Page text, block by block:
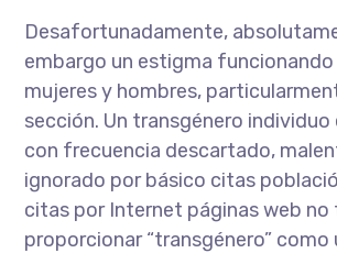
Desafortunadamente,
embargo un estigma
mujeres y hombres,
sección. Un transgénero individuo
con frecuencia descartado,
ignorado por básico citas
citas por Internet páginas web no
proporcionar “transgénero” como